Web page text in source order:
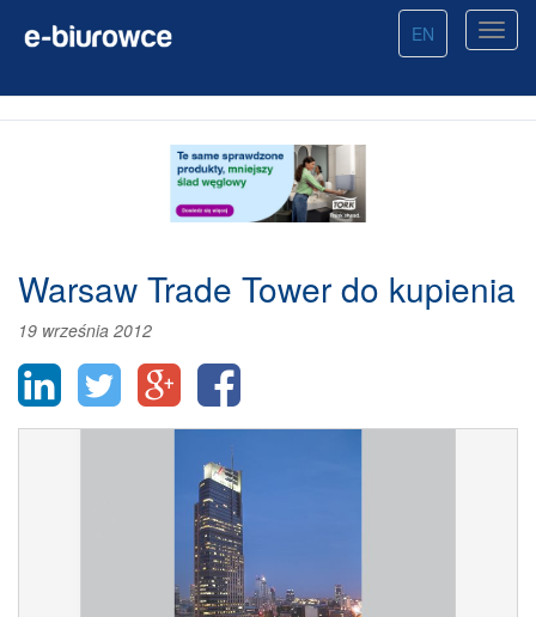
EN
Warsaw Trade Tower do kupienia
19 września 2012